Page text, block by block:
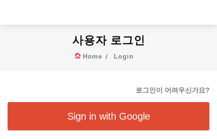
사용자 로그인
Home Login
로그인이 어려우신가요?
Sign in with Google